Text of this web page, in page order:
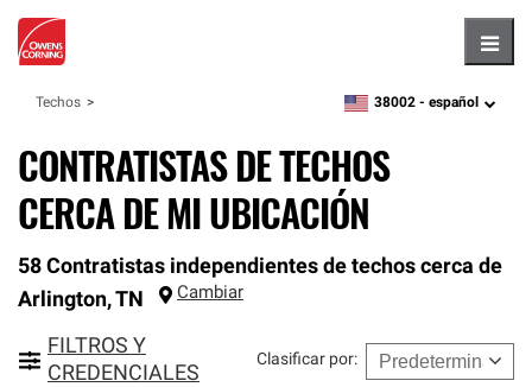
Techos zipcode,language
38002 - español
CONTRATISTAS DE TECHOS
CERCA DE MI UBICACIÓN
58 Contratistas independientes de techos cerca de
Arlington,TN Cambiar
FILTROS Y
CREDENCIALES
Clasificar por: